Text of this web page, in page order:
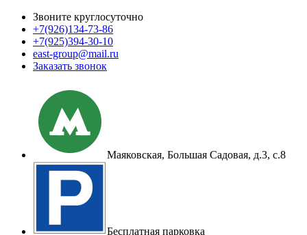
Звоните круглосуточно
+7(926)134-73-86
+7(925)394-30-10
east-group@mail.ru
Заказать звонок
Маяковская, Большая Садовая, д.3, с.8
Бесплатная парковка